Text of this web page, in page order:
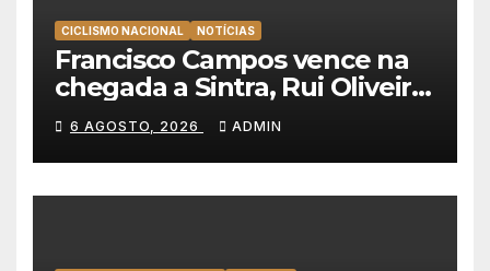
CICLISMO NACIONAL NOTÍCIAS
Francisco Campos vence na
chegada a Sintra, Rui Oliveira
veste de amarelo na Volta a
Portugal
6 AGOSTO, 2026 ADMIN